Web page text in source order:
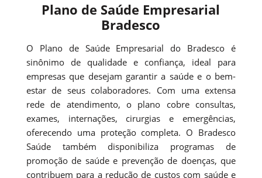
Plano de Saúde Empresarial
Bradesco
O Plano de Saúde Empresarial do Bradesco é
sinônimo de qualidade e confiança, ideal para
empresas que desejam garantir a saúde e o bem-
estar de seus colaboradores. Com uma extensa
rede de atendimento, o plano cobre consultas,
exames, internações, cirurgias e emergências,
oferecendo uma proteção completa. O Bradesco
Saúde também disponibiliza programas de
promoção de saúde e prevenção de doenças, que
contribuem para a redução de custos com saúde e